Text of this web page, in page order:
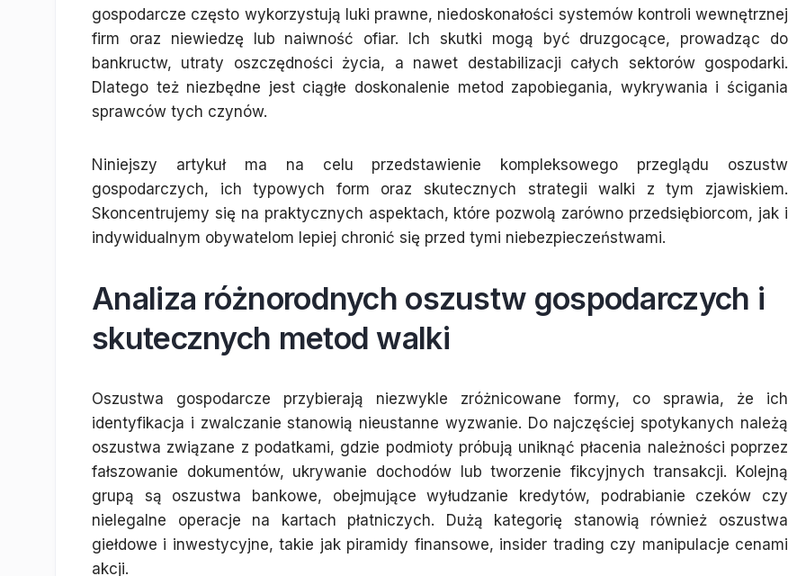
gospodarcze często wykorzystują luki prawne, niedoskonałości systemów kontroli wewnętrznej
firm oraz niewiedzę lub naiwność ofiar. Ich skutki mogą być druzgocące, prowadząc do
bankructw, utraty oszczędności życia, a nawet destabilizacji całych sektorów gospodarki.
Dlatego też niezbędne jest ciągłe doskonalenie metod zapobiegania, wykrywania i ścigania
sprawców tych czynów.
Niniejszy artykuł ma na celu przedstawienie kompleksowego przeglądu oszustw
gospodarczych, ich typowych form oraz skutecznych strategii walki z tym zjawiskiem.
Skoncentrujemy się na praktycznych aspektach, które pozwolą zarówno przedsiębiorcom, jak i
indywidualnym obywatelom lepiej chronić się przed tymi niebezpieczeństwami.
Analiza różnorodnych oszustw gospodarczych i
skutecznych metod walki
Oszustwa gospodarcze przybierają niezwykle zróżnicowane formy, co sprawia, że ich
identyfikacja i zwalczanie stanowią nieustanne wyzwanie. Do najczęściej spotykanych należą
oszustwa związane z podatkami, gdzie podmioty próbują uniknąć płacenia należności poprzez
fałszowanie dokumentów, ukrywanie dochodów lub tworzenie fikcyjnych transakcji. Kolejną
grupą są oszustwa bankowe, obejmujące wyłudzanie kredytów, podrabianie czeków czy
nielegalne operacje na kartach płatniczych. Dużą kategorię stanowią również oszustwa
giełdowe i inwestycyjne, takie jak piramidy finansowe, insider trading czy manipulacje cenami
akcji.